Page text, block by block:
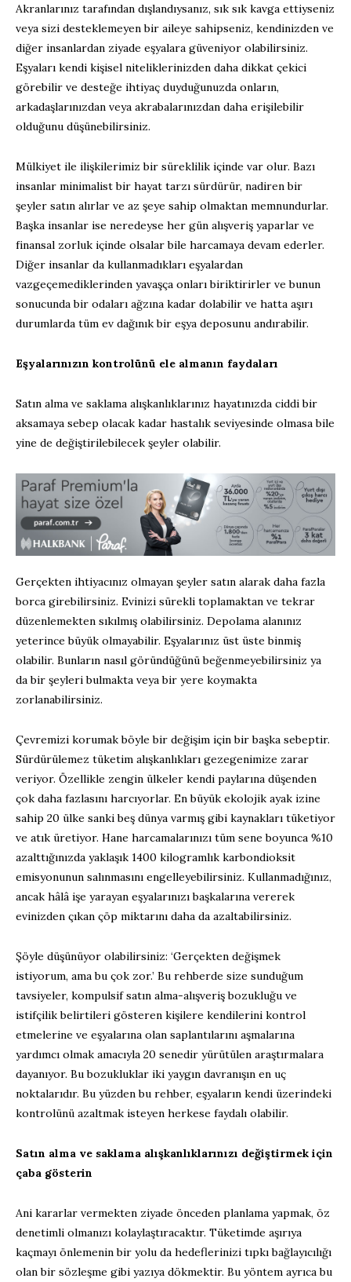
Akranlarınız tarafından dışlandıysanız, sık sık kavga ettiyseniz
veya sizi desteklemeyen bir aileye sahipseniz, kendinizden ve
diğer insanlardan ziyade eşyalara güveniyor olabilirsiniz.
Eşyaları kendi kişisel niteliklerinizden daha dikkat çekici
görebilir ve desteğe ihtiyaç duyduğunuzda onların,
arkadaşlarınızdan veya akrabalarınızdan daha erişilebilir
olduğunu düşünebilirsiniz.
Mülkiyet ile ilişkilerimiz bir süreklilik içinde var olur. Bazı
insanlar minimalist bir hayat tarzı sürdürür, nadiren bir
şeyler satın alırlar ve az şeye sahip olmaktan memnundurlar.
Başka insanlar ise neredeyse her gün alışveriş yaparlar ve
finansal zorluk içinde olsalar bile harcamaya devam ederler.
Diğer insanlar da kullanmadıkları eşyalardan
vazgeçemediklerinden yavaşça onları biriktirirler ve bunun
sonucunda bir odaları ağzına kadar dolabilir ve hatta aşırı
durumlarda tüm ev dağınık bir eşya deposunu andırabilir.
Eşyalarınızın kontrolünü ele almanın faydaları
Satın alma ve saklama alışkanlıklarınız hayatınızda ciddi bir
aksamaya sebep olacak kadar hastalık seviyesinde olmasa bile
yine de değiştirilebilecek şeyler olabilir.
Gerçekten ihtiyacınız olmayan şeyler satın alarak daha fazla
borca girebilirsiniz. Evinizi sürekli toplamaktan ve tekrar
düzenlemekten sıkılmış olabilirsiniz. Depolama alanınız
yeterince büyük olmayabilir. Eşyalarınız üst üste binmiş
olabilir. Bunların nasıl göründüğünü beğenmeyebilirsiniz ya
da bir şeyleri bulmakta veya bir yere koymakta
zorlanabilirsiniz.
Çevremizi korumak böyle bir değişim için bir başka sebeptir.
Sürdürülemez tüketim alışkanlıkları gezegenimize zarar
veriyor. Özellikle zengin ülkeler kendi paylarına düşenden
çok daha fazlasını harcıyorlar. En büyük ekolojik ayak izine
sahip 20 ülke sanki beş dünya varmış gibi kaynakları tüketiyor
ve atık üretiyor. Hane harcamalarınızı tüm sene boyunca %10
azalttığınızda yaklaşık 1400 kilogramlık karbondioksit
emisyonunun salınmasını engelleyebilirsiniz. Kullanmadığınız,
ancak hâlâ işe yarayan eşyalarınızı başkalarına vererek
evinizden çıkan çöp miktarını daha da azaltabilirsiniz.
Şöyle düşünüyor olabilirsiniz: ‘Gerçekten değişmek
istiyorum, ama bu çok zor.’ Bu rehberde size sunduğum
tavsiyeler, kompulsif satın alma-alışveriş bozukluğu ve
istifçilik belirtileri gösteren kişilere kendilerini kontrol
etmelerine ve eşyalarına olan saplantılarını aşmalarına
yardımcı olmak amacıyla 20 senedir yürütülen araştırmalara
dayanıyor. Bu bozukluklar iki yaygın davranışın en uç
noktalarıdır. Bu yüzden bu rehber, eşyaların kendi üzerindeki
kontrolünü azaltmak isteyen herkese faydalı olabilir.
Satın alma ve saklama alışkanlıklarınızı değiştirmek için
çaba gösterin
Ani kararlar vermekten ziyade önceden planlama yapmak, öz
denetimli olmanızı kolaylaştıracaktır. Tüketimde aşırıya
kaçmayı önlemenin bir yolu da hedeflerinizi tıpkı bağlayıcılığı
olan bir sözleşme gibi yazıya dökmektir. Bu yöntem ayrıca bu